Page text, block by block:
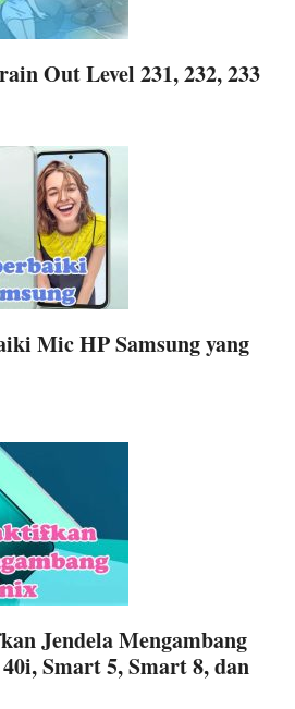
Out Level 231, 232, 233
Mic HP Samsung yang
Jendela Mengambang
Smart 5, Smart 8, dan